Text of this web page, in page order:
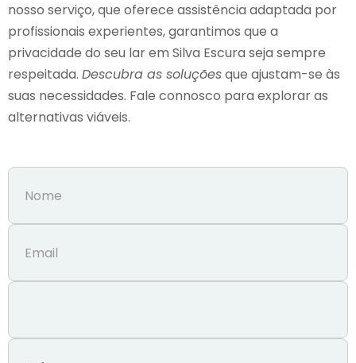
nosso serviço, que oferece assistência adaptada por
profissionais experientes, garantimos que a
privacidade do seu lar em Silva Escura seja sempre
respeitada. Descubra as soluçõesque ajustam-se às
suas necessidades. Fale connosco para explorar as
alternativas viáveis.